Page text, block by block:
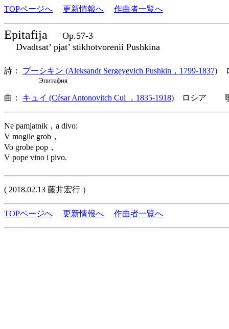
TOPページへ 更新情報へ 作曲者一覧へ
Epitafija
Op.57-3
Dvadtsat’ pjat’ stikhotvorenii Pushkina
詩： プーシキン (Aleksandr Sergeyevich Pushkin，1799-1837)
Эпитафия
曲： キュイ (César Antonovitch Cui ，1835-1918) ロシア 歌
Ne pamjatnik，a divo:
V mogile grob，
Vo grobe pop，
V pope vino i pivo.
( 2018.02.13 藤井宏行 ）
TOPページへ 更新情報へ 作曲者一覧へ